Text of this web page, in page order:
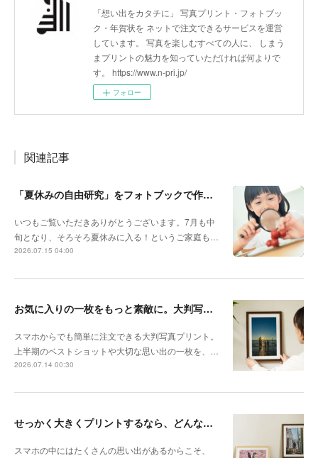
「想い出をカタチに」 写真プリント・フォトブッ
ク・年賀状を ネットで注文できるサービスを運営
しています。 写真を楽しむすべての人に、 しまう
まプリントの魅力を知っていただければ何よりで
す。 https://www.n-pri.jp/
フォロー
関連記事
「夏休みの自由研究」をフォトブックで作ろう🔎
いつもご覧いただきありがとうございます。7月も中
旬となり、そろそろ夏休みに入る！というご家庭も…
2026.07.15 04:00
お気に入りの一枚をもっと素敵に。大判写真プリントの飾り方
スマホからでも簡単に注文できる大判写真プリント。
上半期のベストショットや大切な思い出の一枚を、…
2026.07.14 00:30
せっかく大きくプリントするなら、どんな写真が向いている？
スマホの中にはたくさんの思い出があるからこそ、